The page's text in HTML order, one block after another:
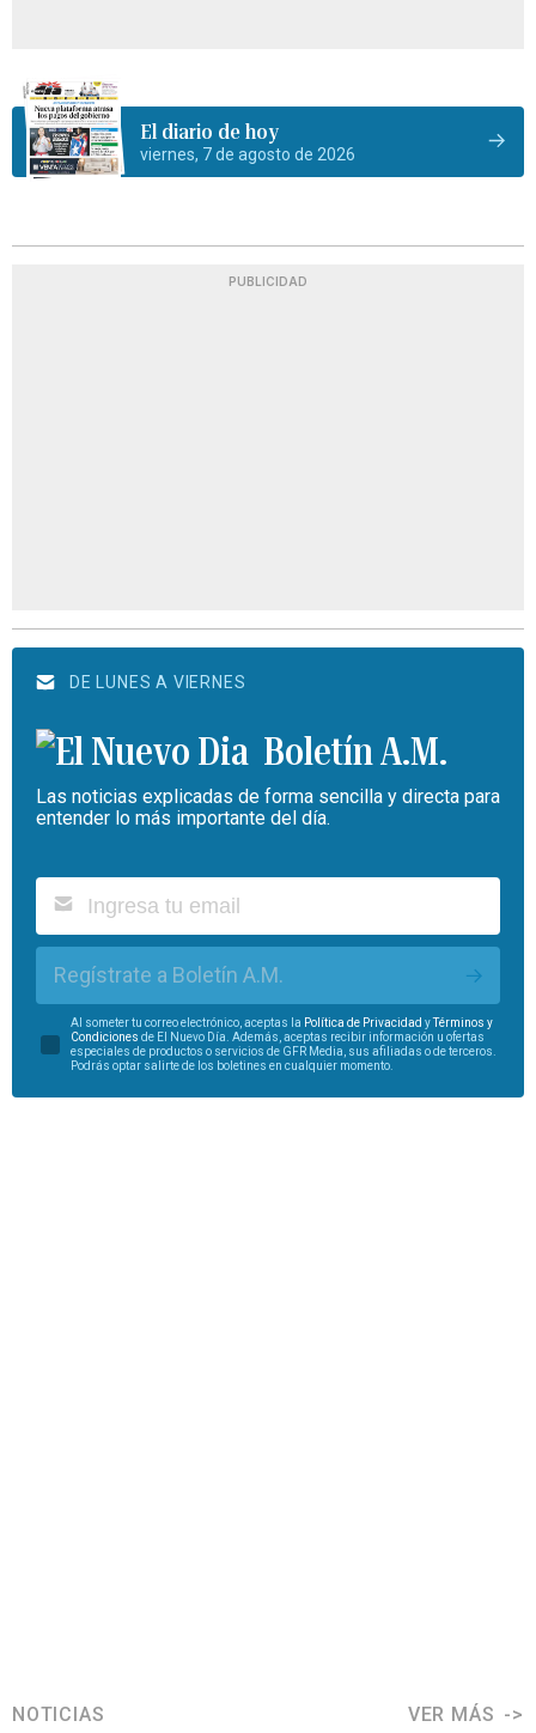
El diario de hoy
viernes, 7 de agosto de 2026
PUBLICIDAD
DE LUNES A VIERNES
Boletín A.M.
Las noticias explicadas de forma sencilla y directa para
entender lo más importante del día.
Regístrate a Boletín A.M.
Al someter tu correo electrónico, aceptas la Política de Privacidad y
Términos y
Condiciones de El Nuevo Día. Además, aceptas recibir información u ofertas
especiales de productos o servicios de GFR Media, sus afiliadas o de terceros.
Podrás optar salirte de los boletines en cualquier momento.
NOTICIAS VER MÁS